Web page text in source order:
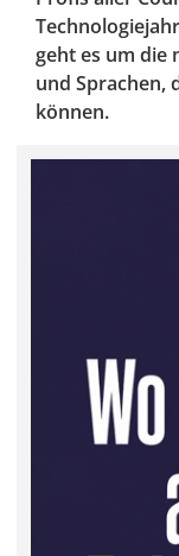
geht es um die
und Sprachen,
können.